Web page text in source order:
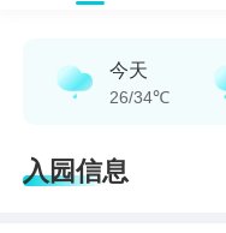
今天
26/34℃
入园信息